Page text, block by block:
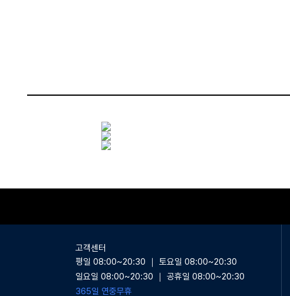
고객센터
평일 08:00~20:30 ｜ 토요일 08:00~20:30
일요일 08:00~20:30 ｜ 공휴일 08:00~20:30
365일 연중무휴